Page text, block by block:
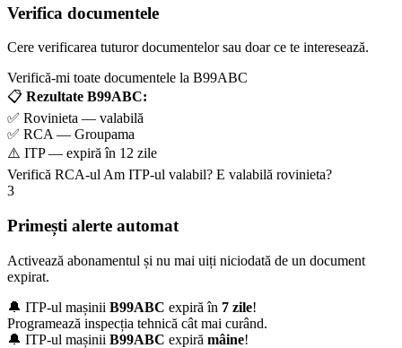
Verifica documentele
Cere verificarea tuturor documentelor sau doar ce te interesează.
Verifică-mi toate documentele la B99ABC
📋 Rezultate B99ABC:
✅ Rovinieta — valabilă
✅ RCA — Groupama
⚠️ ITP — expiră în 12 zile
Verifică RCA-ulAm ITP-ul valabil? E valabilă rovinieta?
3
Primești alerte automat
Activează abonamentul și nu mai uiți niciodată de un document
expirat.
🔔 ITP-ul mașinii B99ABC expiră în 7 zile!
Programează inspecția tehnică cât mai curând.
🔔 ITP-ul mașinii B99ABC expiră mâine!